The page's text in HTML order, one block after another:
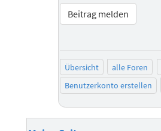
Beitrag melden
Übersicht alle Foren
Benutzerkonto erstellen